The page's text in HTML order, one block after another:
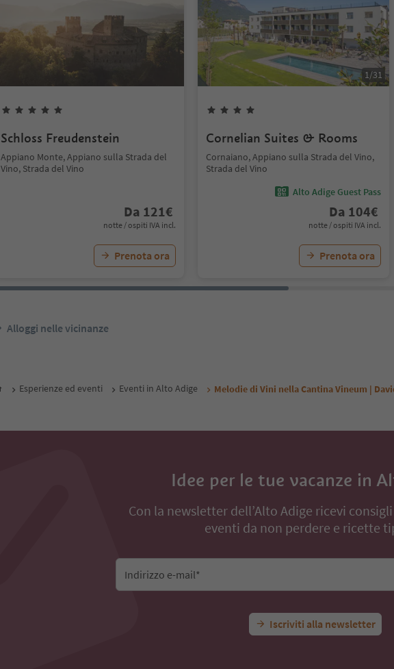
Schloss Freudenstein
Appiano Monte, Appiano sulla Strada del
Vino, Strada del Vino
Da 121€
notte / ospiti IVA incl.
Prenota ora
1/31
Cornelian Suites & Rooms
Cornaiano, Appiano sulla Strada del Vino,
Strada del Vino
Alto Adige Guest Pass
Da 104€
notte / ospiti IVA incl.
Prenota ora
Alloggi nelle vicinanze
Esperienze ed eventi Eventi in Alto Adige Melodie di Vini nella Cantina Vineum |
Idee per le tue vacanze in
Con la newsletter dell’Alto Adige ricevi
eventi da non perdere e ricette
Indirizzo e-mail*
Iscriviti alla newsletter